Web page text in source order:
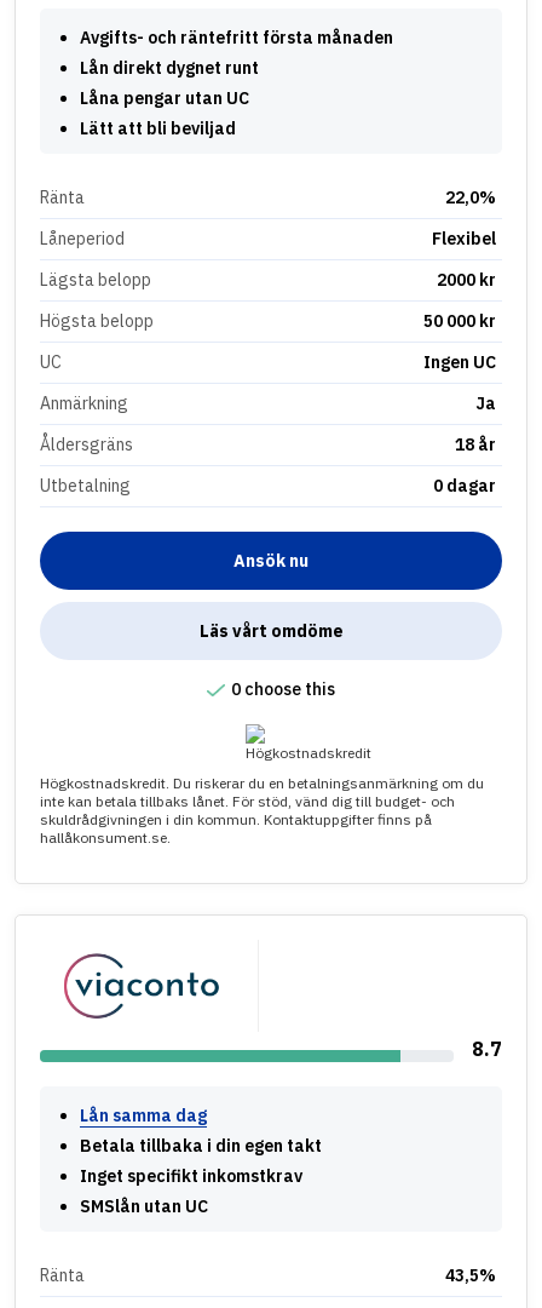
Avgifts- och räntefritt första månaden
Lån direkt dygnet runt
Låna pengar utan UC
Lätt att bli beviljad
Ränta
22,0%
Låneperiod
Flexibel
Lägsta belopp
2000 kr
Högsta belopp
50 000 kr
UC
Ingen UC
Anmärkning
Ja
Åldersgräns
18 år
Utbetalning
0 dagar
Ansök nu
Läs vårt omdöme
0 choose this
Högkostnadskredit. Du riskerar du en betalningsanmärkning om du
inte kan betala tillbaks lånet. För stöd, vänd dig till budget- och
skuldrådgivningen i din kommun. Kontaktuppgifter finns på
hallåkonsument.se.
8.7
Lån samma dag
Betala tillbaka i din egen takt
Inget specifikt inkomstkrav
SMSlån utan UC
Ränta
43,5%